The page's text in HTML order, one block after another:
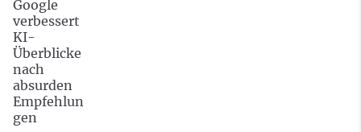
Google
verbessert
KI-
Überblicke
nach
absurden
Empfehlun
gen